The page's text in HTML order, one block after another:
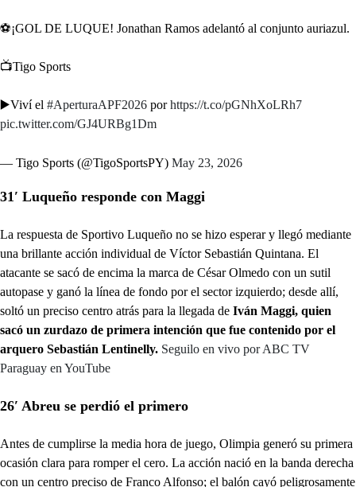
⚽️¡GOL DE LUQUE! Jonathan Ramos adelantó al conjunto auriazul.
📺Tigo Sports
▶️Viví el #AperturaAPF2026 porhttps://t.co/pGNhXoLRh7
pic.twitter.com/GJ4URBg1Dm
— Tigo Sports (@TigoSportsPY) May 23, 2026
31′ Luqueño responde con Maggi
La respuesta de Sportivo Luqueño no se hizo esperar y llegó mediante
una brillante acción individual de Víctor Sebastián Quintana. El
atacante se sacó de encima la marca de César Olmedo con un sutil
autopase y ganó la línea de fondo por el sector izquierdo; desde allí,
soltó un preciso centro atrás para la llegada de Iván Maggi, quien
sacó un zurdazo de primera intención que fue contenido por el
arquero Sebastián Lentinelly. Seguilo en vivo por ABC TV
Paraguay en YouTube
26′ Abreu se perdió el primero
Antes de cumplirse la media hora de juego, Olimpia generó su primera
ocasión clara para romper el cero. La acción nació en la banda derecha
con un centro preciso de Franco Alfonso; el balón cayó peligrosamente